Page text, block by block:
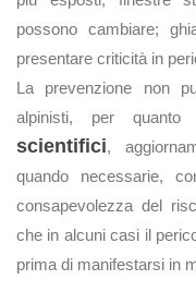
possono cambiare;
presentare criticità in
La prevenzione non
alpinisti, per quanto
scientifici,
quando necessarie,
consapevolezza del
che in alcuni casi il
prima di manifestarsi in